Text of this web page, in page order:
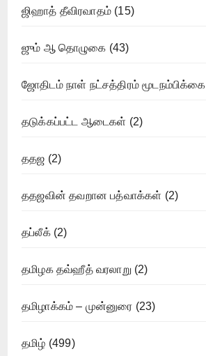
ஜிஹாத் தீவிரவாதம் (15)
ஜும் ஆ தொழுகை (43)
ஜோதிடம் நாள் நட்சத்திரம் மூடநம்பிக்கை
தடுக்கப்பட்ட ஆடைகள் (2)
ததஜ (2)
ததஜவின் தவறான பத்வாக்கள் (2)
தப்லீக்(2)
தமிழக தவ்ஹீத் வரலாறு (2)
தமிழாக்கம் – முன்னுரை (23)
தமிழ் (499)